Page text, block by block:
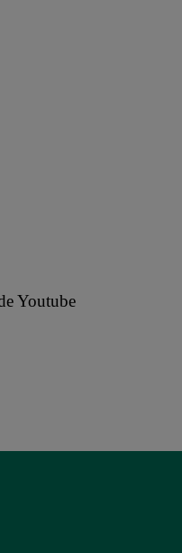
Youtube